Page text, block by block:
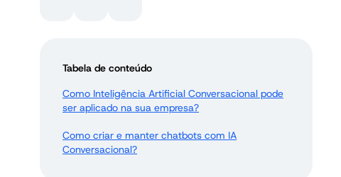
Tabela de conteúdo
Como Inteligência Artificial Conversacional pode
ser aplicado na sua empresa?
Como criar e manter chatbots com IA
Conversacional?